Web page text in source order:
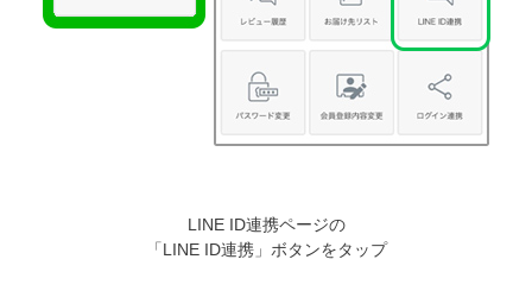
LINE ID連携ページの
「LINE ID連携」ボタンをタップ